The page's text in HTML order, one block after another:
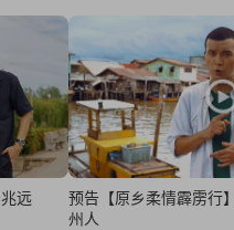
远
预告【原乡柔情霹雳行
州人